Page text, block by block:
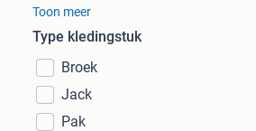
Toon meer
Type kledingstuk
Broek
Jack
Pak